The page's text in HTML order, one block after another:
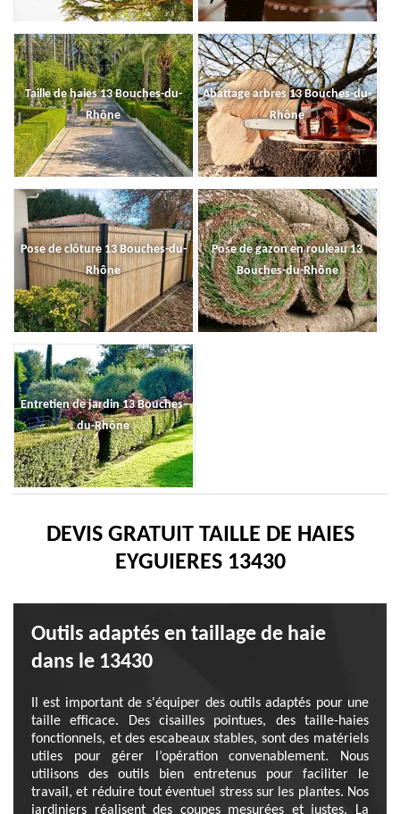
Taille de haies 13 Bouches-du-
Rhône
Abattage arbres 13 Bouches-du-
Rhône
Pose de clôture 13 Bouches-du-
Rhône
Pose de gazon en rouleau 13
Bouches-du-Rhône
Entretien de jardin 13 Bouches-
du-Rhône
DEVIS GRATUIT TAILLE DE HAIES
EYGUIERES 13430
Outils adaptés en taillage de haie
dans le 13430
Il est important de s'équiper des outils adaptés pour une
taille efficace. Des cisailles pointues, des taille-haies
fonctionnels, et des escabeaux stables, sont des matériels
utiles pour gérer l’opération convenablement. Nous
utilisons des outils bien entretenus pour faciliter le
travail, et réduire tout éventuel stress sur les plantes. Nos
jardiniers réalisent des coupes mesurées et justes. La